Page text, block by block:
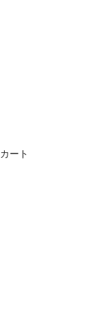
カート